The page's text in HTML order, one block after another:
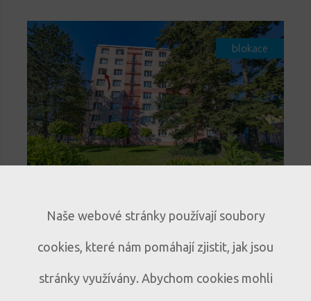
blokace
Světlý byt 3+1 s lodžií a
Sušici
B317
Prodej bytu 3+1 s lodžií a
Naše webové stránky používají soubory
cookies, které nám pomáhají zjistit, jak jsou
stránky využívány. Abychom cookies mohli